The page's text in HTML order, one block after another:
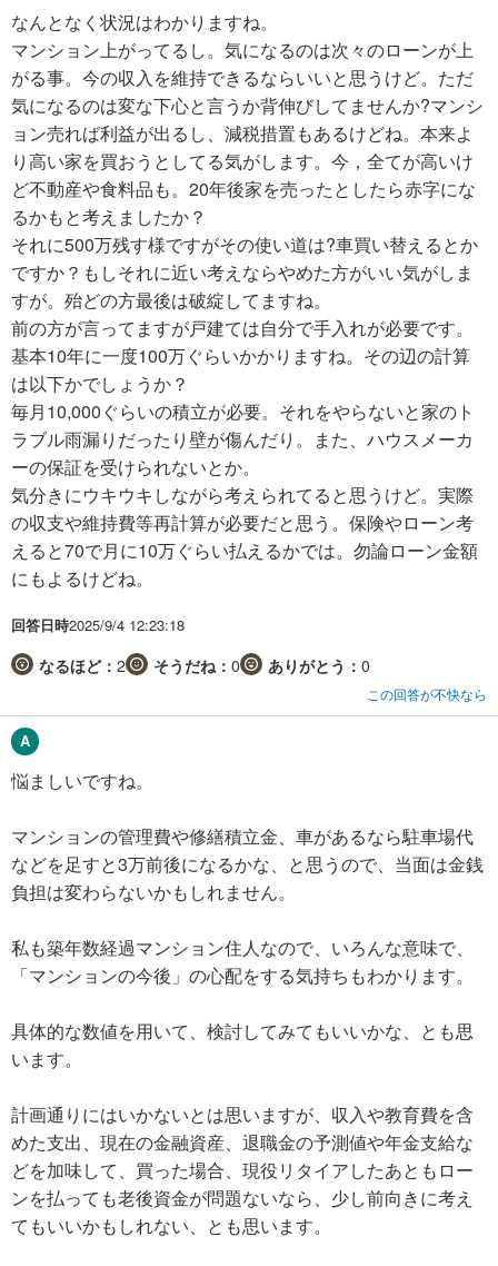
なんとなく状況はわかりますね。
マンション上がってるし。気になるのは次々のローンが上
がる事。今の収入を維持できるならいいと思うけど。ただ
気になるのは変な下心と言うか背伸びしてませんか?マンシ
ョン売れば利益が出るし、減税措置もあるけどね。本来よ
り高い家を買おうとしてる気がします。今，全てが高いけ
ど不動産や食料品も。20年後家を売ったとしたら赤字にな
るかもと考えましたか？
それに500万残す様ですがその使い道は?車買い替えるとか
ですか？もしそれに近い考えならやめた方がいい気がしま
すが。殆どの方最後は破綻してますね。
前の方が言ってますが戸建ては自分で手入れが必要です。
基本10年に一度100万ぐらいかかりますね。その辺の計算
は以下かでしょうか？
毎月10,000ぐらいの積立が必要。それをやらないと家のト
ラブル雨漏りだったり壁が傷んだり。また、ハウスメーカ
ーの保証を受けられないとか。
気分きにウキウキしながら考えられてると思うけど。実際
の収支や維持費等再計算が必要だと思う。保険やローン考
えると70で月に10万ぐらい払えるかでは。勿論ローン金額
にもよるけどね。
回答日時2025/9/4 12:23:18
なるほど： 2 そうだね： 0 ありがとう： 0
この回答が不快なら
悩ましいですね。
マンションの管理費や修繕積立金、車があるなら駐車場代
などを足すと3万前後になるかな、と思うので、当面は金銭
負担は変わらないかもしれません。
私も築年数経過マンション住人なので、いろんな意味で、
「マンションの今後」の心配をする気持ちもわかります。
具体的な数値を用いて、検討してみてもいいかな、とも思
います。
計画通りにはいかないとは思いますが、収入や教育費を含
めた支出、現在の金融資産、退職金の予測値や年金支給な
どを加味して、買った場合、現役リタイアしたあともロー
ンを払っても老後資金が問題ないなら、少し前向きに考え
てもいいかもしれない、とも思います。